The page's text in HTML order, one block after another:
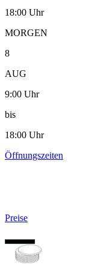
18:00 Uhr
MORGEN
8
AUG
9:00 Uhr
bis
18:00 Uhr
Öffnungszeiten
Preise